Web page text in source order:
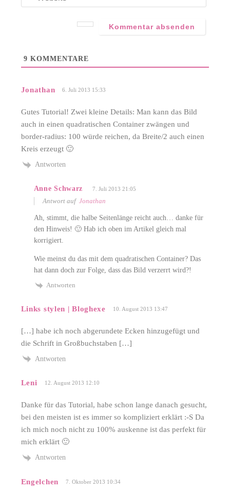
9 KOMMENTARE
Jonathan 6. Juli 2013 15:33
Gutes Tutorial! Zwei kleine Details: Man kann das Bild
auch in einen quadratischen Container zwängen und
border-radius: 100 würde reichen, da Breite/2 auch einen
Kreis erzeugt 🙂
Antworten
Anne Schwarz 7. Juli 2013 21:05
Antwort auf Jonathan
Ah, stimmt, die halbe Seitenlänge reicht auch… danke für
den Hinweis! 🙂 Hab ich oben im Artikel gleich mal
korrigiert.
Wie meinst du das mit dem quadratischen Container? Das
hat dann doch zur Folge, dass das Bild verzerrt wird?!
Antworten
Links stylen | Bloghexe 10. August 2013 13:47
[…] habe ich noch abgerundete Ecken hinzugefügt und
die Schrift in Großbuchstaben […]
Antworten
Leni 12. August 2013 12:10
Danke für das Tutorial, habe schon lange danach gesucht,
bei den meisten ist es immer so kompliziert erklärt :-S Da
ich mich noch nicht zu 100% auskenne ist das perfekt für
mich erklärt 🙂
Antworten
Engelchen 7. Oktober 2013 10:34